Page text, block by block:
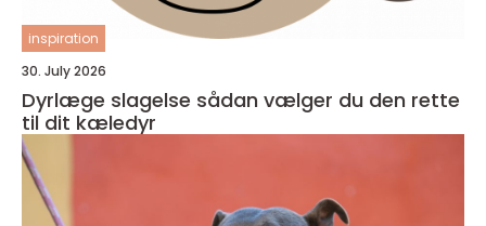
inspiration
30. July 2026
Dyrlæge slagelse sådan vælger du den rette
til dit kæledyr